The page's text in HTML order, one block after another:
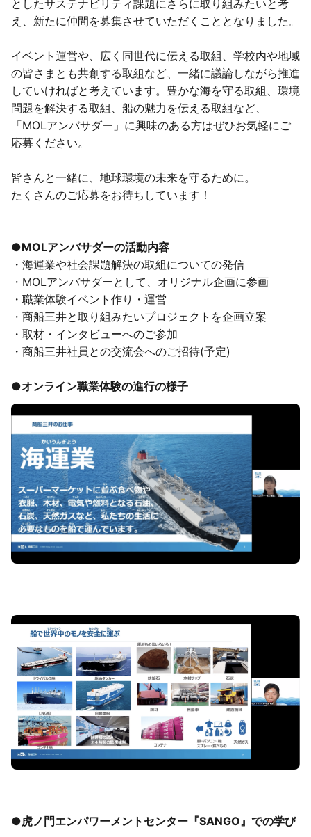
としたサステナビリティ課題にさらに取り組みたいと考
え、新たに仲間を募集させていただくこととなりました。
イベント運営や、広く同世代に伝える取組、学校内や地域
の皆さまとも共創する取組など、一緒に議論しながら推進
していければと考えています。豊かな海を守る取組、環境
問題を解決する取組、船の魅力を伝える取組など、
「MOLアンバサダー」に興味のある方はぜひお気軽にご
応募ください。
皆さんと一緒に、地球環境の未来を守るために。
たくさんのご応募をお待ちしています！
●MOLアンバサダーの活動内容
・海運業や社会課題解決の取組についての発信
・MOLアンバサダーとして、オリジナル企画に参画
・職業体験イベント作り・運営
・商船三井と取り組みたいプロジェクトを企画立案
・取材・インタビューへのご参加
・商船三井社員との交流会へのご招待(予定)
●オンライン職業体験の進行の様子
●虎ノ門エンパワーメントセンター『SANGO』での学び